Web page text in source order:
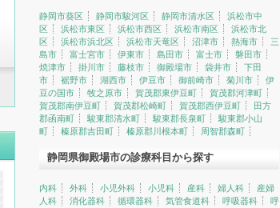
静岡市葵区 静岡市駿河区 静岡市清水区
浜松市中
区
浜松市東区 浜松市西区 浜松市南区
浜松市北
区
浜松市浜北区 浜松市天竜区 沼津市 熱海市
三
島市
富士宮市 伊東市 島田市 富士市
磐田市
焼津市
掛川市 藤枝市 御殿場市 袋井市
下田
市
裾野市 湖西市 伊豆市 御前崎市 菊川市
伊
豆の国市
牧之原市 賀茂郡東伊豆町
賀茂郡河津町
賀茂郡南伊豆町
賀茂郡松崎町 賀茂郡西伊豆町
田方
郡函南町
駿東郡清水町 駿東郡長泉町
駿東郡小山
町
榛原郡吉田町 榛原郡川根本町 周智郡森町
静岡県御殿場市の診療科目から探す
内科 外科 小児外科 小児科 産科 婦人科
産婦
人科
消化器科 循環器科 気管食道科 呼吸器科
呼